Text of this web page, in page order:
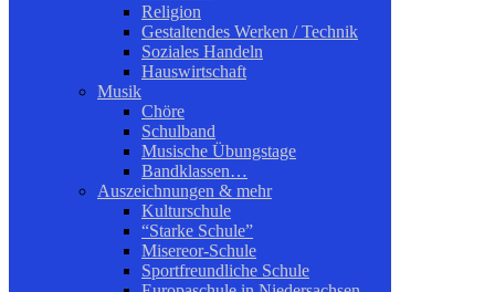
Religion
Gestaltendes Werken / Technik
Soziales Handeln
Hauswirtschaft
Musik
Chöre
Schulband
Musische Übungstage
Bandklassen…
Auszeichnungen & mehr
Kulturschule
“Starke Schule”
Misereor-Schule
Sportfreundliche Schule